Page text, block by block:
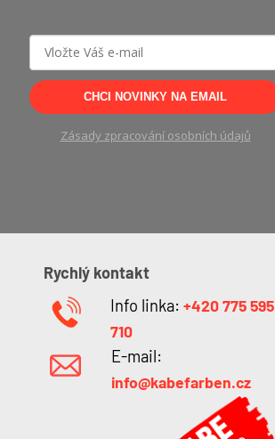
CHCI NOVINKY NA EMAIL
Zásady zpracování osobních údajů
Rychlý kontakt
Info linka:+420 775 595
710
E-mail:
info@kabefarben.cz